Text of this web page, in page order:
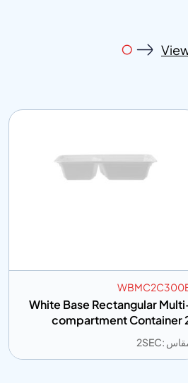
White
Container
28oz Base